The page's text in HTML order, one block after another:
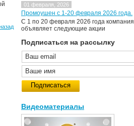
01 февраля, 2026
Промоушен с 1-20 февраля 2026 года.
C 1 по 20 февраля 2026 года компания
объявляет следующие акции
Подписаться на рассылку
Видеоматериалы